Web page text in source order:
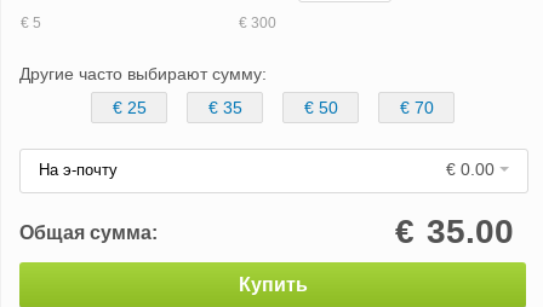
Другие часто выбирают сумму:
€ 25
€ 35 € 50 € 70
На э-почту € 0.00
Общая сумма: 35.00
€
Купить